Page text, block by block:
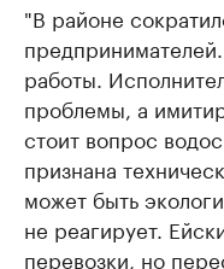
"В районе
работы.
проблемы, а
стоит вопрос
признана
может быть
не реагирует.
перевозки, но